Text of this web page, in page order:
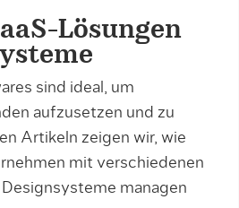
Lösungen
sind ideal, um
aufzusetzen und zu
Artikeln zeigen wir, wie
mit verschiedenen
managen